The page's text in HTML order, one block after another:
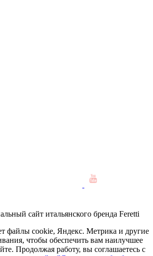
сайт итальянского бренда Feretti
файлы cookie, Яндекс. Метрика и другие
чтобы обеспечить вам наилучшее
Продолжая работу, вы соглашаетесь с